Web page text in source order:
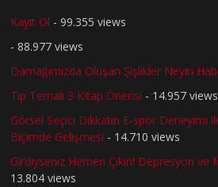
Kayıt Ol - 99.355 views
- 88.977 views
Damağımızda Oluşan Şişlikler Neyin
Tıp Temalı 3 Kitap Önerisi - 14.957 views
Görsel Seçici Dikkatin E-spor Deneyimi
Biçimde Gelişmesi - 14.710 views
Girdiyseniz Hemen Çıkın! Depresyon ve
13.804 views